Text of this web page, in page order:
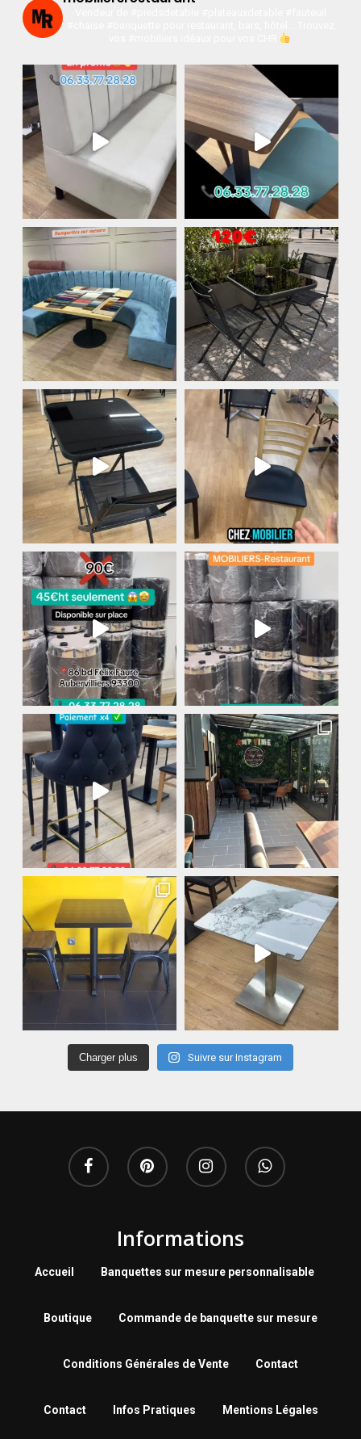
Charger plus Suivre sur Instagram
Informations
Accueil Banquettes sur mesure personnalisable
Boutique Commande de banquette sur mesure
Conditions Générales de Vente Contact
Contact Infos Pratiques Mentions Légales